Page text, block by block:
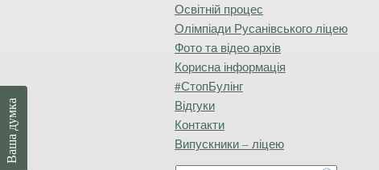
Освітній процес
Олімпіади Русанівського ліцею
Фото та відео архів
Корисна інформація
#СтопБулінг
Відгуки
Контакти
Випускники – ліцею
Ваша думка